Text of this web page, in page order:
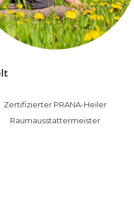
Zertifizierter PRANA-Heiler
Raumausstattermeister